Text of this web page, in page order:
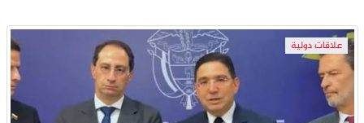
علاقات دولية